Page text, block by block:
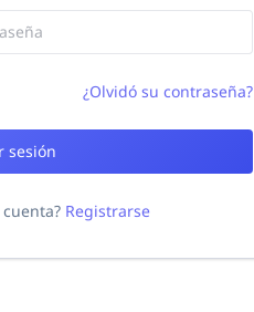
¿Olvidó su contraseña?
sesión
Registrarse